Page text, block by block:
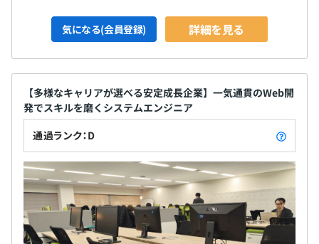
気になる(会員登録) 詳細を見る
【多様なキャリアが選べる安定成長企業】一気通貫のWeb開
発でスキルを磨くシステムエンジニア
通過ランク：D